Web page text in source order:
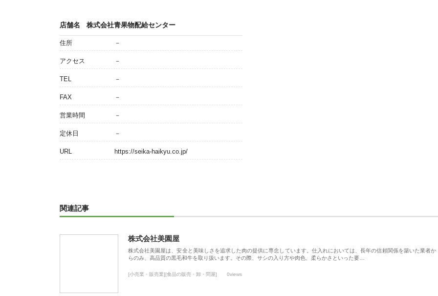
店舗名 株式会社青果物配給センター
住所 －
アクセス －
TEL －
FAX －
営業時間 －
定休日 －
URL https://seika-haikyu.co.jp/
関連記事
株式会社美園屋
株式会社美園屋は、安全と美味しさを追求した肉の提供に専念しています。仕入れにおいては、長年の信頼関係を築いた業者か
らのみ、高品質の黒毛和牛を取り扱います。その際、サシの入り方や肉色、柔らかさといった要…
[小売業・販売業][食品の販売・卸・問屋] 0views